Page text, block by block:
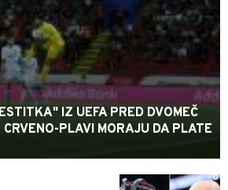
IZ UEFA PRED DVOMEČ
PLAVI MORAJU DA PLATE
0